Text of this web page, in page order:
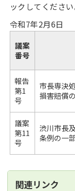
ックしてください
令和7年2月6日
議案
番号
報告
第1
号
市長専決
損害賠償
議案
第11
号
渋川市長
条例の一
関連リンク